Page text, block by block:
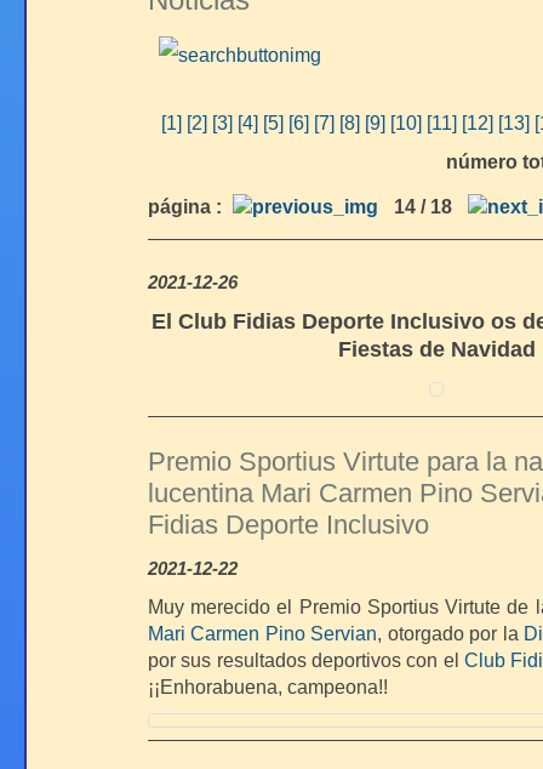
[1] [2] [3] [4] [5] [6] [7] [8] [9] [10] [11] [12] [13]
número
página : 14 / 18
2021-12-26
El Club Fidias Deporte Inclusivo os
Fiestas de Navidad
Premio Sportius Virtute para la
lucentina Mari Carmen Pino
Fidias Deporte Inclusivo
2021-12-22
Muy merecido el Premio Sportius Virtute de
Mari Carmen Pino Servian, otorgado por la
por sus resultados deportivos con el Club
¡¡Enhorabuena, campeona!!